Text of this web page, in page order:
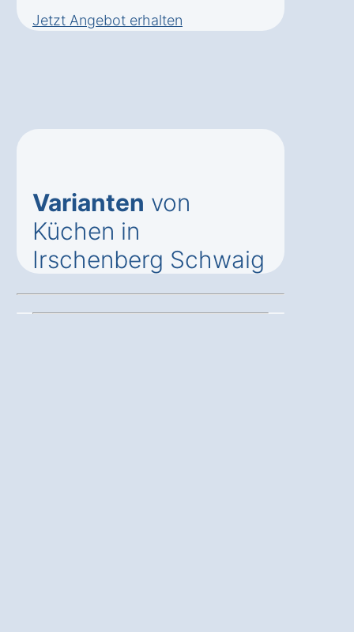
Jetzt Angebot erhalten
Varianten von
Küchen in
Irschenberg Schwaig